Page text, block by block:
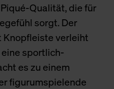
Qualität, die für
sorgt. Der
verleiht
sportlich-
es zu einem
figurumspielende